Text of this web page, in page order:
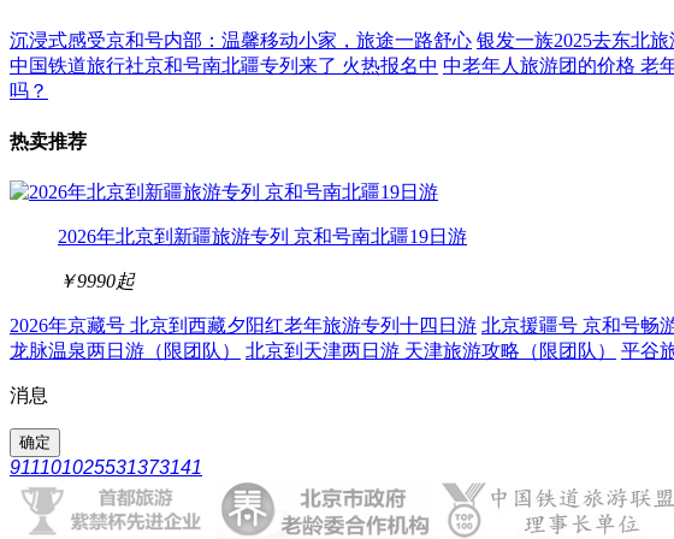
沉浸式感受京和号内部：温馨移动小家，旅途一路舒心 银发一族2025去东北
中国铁道旅行社京和号南北疆专列来了 火热报名中 中老年人旅游团的价格 老
吗？
热卖推荐
2026年北京到新疆旅游专列 京和号南北疆19日游
￥9990起
2026年京藏号 北京到西藏夕阳红老年旅游专列十四日游 北京援疆号 京和号畅
龙脉温泉两日游（限团队）
北京到天津两日游 天津旅游攻略（限团队） 平谷
消息
911101025531373141